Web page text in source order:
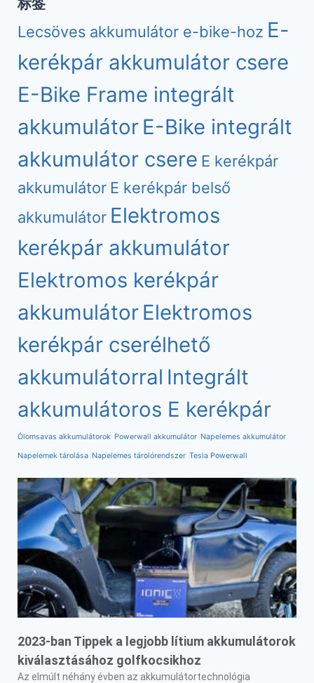
Lecsöves akkumulátor e-bike-hoz E-
kerékpár akkumulátor csere
E-Bike Frame integrált
akkumulátor E-Bike integrált
akkumulátor csere E kerékpár
akkumulátor E kerékpár belső
akkumulátor Elektromos
kerékpár akkumulátor
Elektromos kerékpár
akkumulátor Elektromos
kerékpár cserélhető
akkumulátorral Integrált
akkumulátoros E kerékpár
Ólomsavas akkumulátorok Powerwall akkumulátor Napelemes akkumulátor
Napelemek tárolása Napelemes tárolórendszer Tesla Powerwall
2023-ban Tippek a legjobb lítium akkumulátorok
kiválasztásához golfkocsikhoz
Az elmúlt néhány évben az akkumulátortechnológia